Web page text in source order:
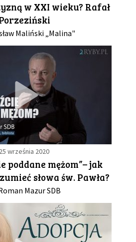
GALERIA
DRUŻYNA
WESPRZYJ NAS
PARTNERZY
NEWSLETTER
DLA MEDIÓW
KONTAKT
w XXI wieku? Rafał
Maliński „Malina"
25 września 2020
poddane mężom”– jak
słowa św. Pawła?
Mazur SDB